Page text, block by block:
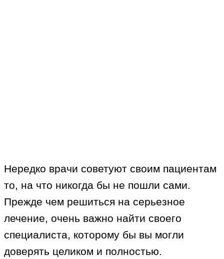
Нередко врачи советуют своим пациентам
то, на что никогда бы не пошли сами.
Прежде чем решиться на серьезное
лечение, очень важно найти своего
специалиста, которому бы вы могли
доверять целиком и полностью.